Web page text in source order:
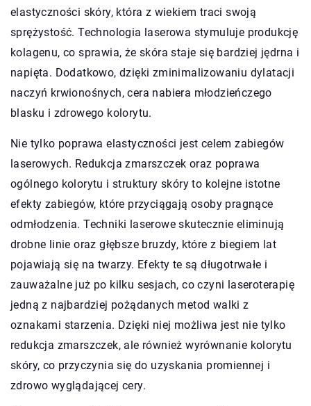
elastyczności skóry, która z wiekiem traci swoją
sprężystość. Technologia laserowa stymuluje produkcję
kolagenu, co sprawia, że skóra staje się bardziej jędrna i
napięta. Dodatkowo, dzięki zminimalizowaniu dylatacji
naczyń krwionośnych, cera nabiera młodzieńczego
blasku i zdrowego kolorytu.
Nie tylko poprawa elastyczności jest celem zabiegów
laserowych. Redukcja zmarszczek oraz poprawa
ogólnego kolorytu i struktury skóry to kolejne istotne
efekty zabiegów, które przyciągają osoby pragnące
odmłodzenia. Techniki laserowe skutecznie eliminują
drobne linie oraz głębsze bruzdy, które z biegiem lat
pojawiają się na twarzy. Efekty te są długotrwałe i
zauważalne już po kilku sesjach, co czyni laseroterapię
jedną z najbardziej pożądanych metod walki z
oznakami starzenia. Dzięki niej możliwa jest nie tylko
redukcja zmarszczek, ale również wyrównanie kolorytu
skóry, co przyczynia się do uzyskania promiennej i
zdrowo wyglądającej cery.